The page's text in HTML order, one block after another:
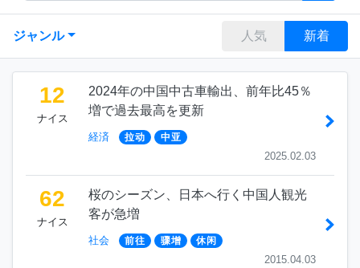
ジャンル 人気 新着
12
ナイス
2024年の中国中古車輸出、前年比45％
増で過去最高を更新
経済 拉动 中亚
2025.02.03
62
ナイス
桜のシーズン、日本へ行く中国人観光
客が急増
社会 前往 骤增 休闲
2015.04.03